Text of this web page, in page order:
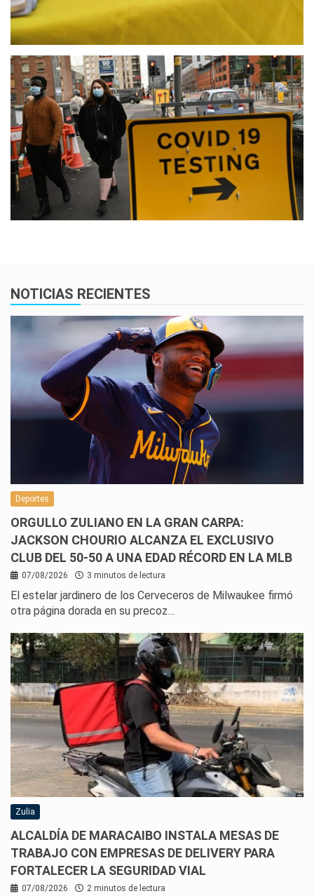
NOTICIAS RECIENTES
Deportes
ORGULLO ZULIANO EN LA GRAN CARPA:
JACKSON CHOURIO ALCANZA EL EXCLUSIVO
CLUB DEL 50-50 A UNA EDAD RÉCORD EN LA MLB
07/08/2026 3 minutos de lectura
El estelar jardinero de los Cerveceros de Milwaukee firmó
otra página dorada en su precoz…
Zulia
ALCALDÍA DE MARACAIBO INSTALA MESAS DE
TRABAJO CON EMPRESAS DE DELIVERY PARA
FORTALECER LA SEGURIDAD VIAL
07/08/2026 2 minutos de lectura